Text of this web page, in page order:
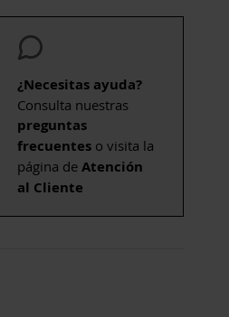
¿Necesitas ayuda?
Consulta nuestras
preguntas
frecuentes o visita la
página deAtención
al Cliente